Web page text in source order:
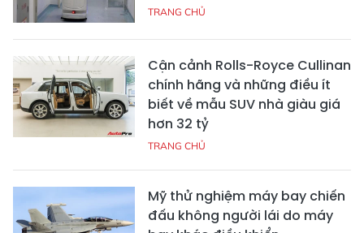
TRANG CHỦ
Cận cảnh Rolls-Royce Cullinan
chính hãng và những điều ít
biết về mẫu SUV nhà giàu giá
hơn 32 tỷ
TRANG CHỦ
Mỹ thử nghiệm máy bay chiến
đấu không người lái do máy